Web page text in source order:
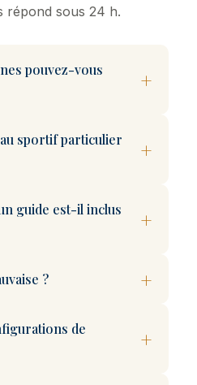
répond sous 24 h.
pouvez-vous
sportif particulier
guide est-il inclus
?
de